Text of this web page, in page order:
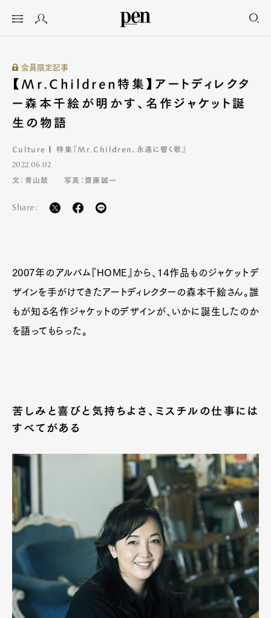
会員限定記事
【Mr.Children特集】アートディレクタ
ー森本千絵が明かす、名作ジャケット誕
生の物語
Culture 特集『Mr.Children、永遠に響く歌』
2022.06.02
文：青山鼓
写真：齋藤誠一
Share:
2007年のアルバム『HOME』から、14作品ものジャケットデ
ザインを手がけてきたアートディレクターの森本千絵さん。誰
もが知る名作ジャケットのデザインが、いかに誕生したのか
を語ってもらった。
苦しみと喜びと気持ちよさ、ミスチルの仕事には
すべてがある